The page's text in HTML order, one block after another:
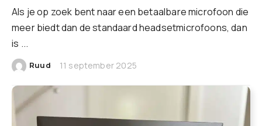
Als je op zoek bent naar een betaalbare microfoon die
meer biedt dan de standaard headsetmicrofoons, dan
is ...
Ruud 11 september 2025